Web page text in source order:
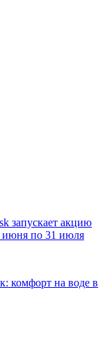
запускает акцию
июня по 31 июля
комфорт на воде в